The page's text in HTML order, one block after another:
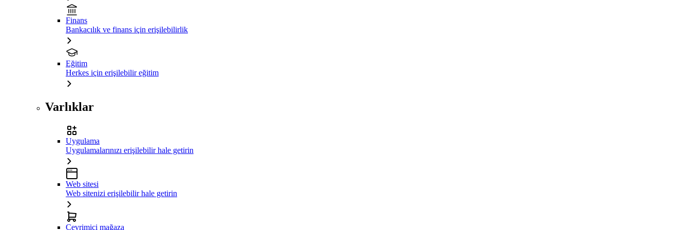
Finans
Bankacılık ve finans için erişilebilirlik
Eğitim
Herkes için erişilebilir eğitim
Varlıklar
Uygulama
Uygulamalarınızı erişilebilir hale getirin
Web sitesi
Web sitenizi erişilebilir hale getirin
Çevrimiçi mağaza